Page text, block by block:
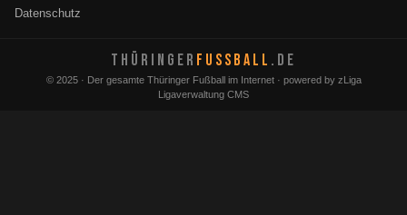
Datenschutz
THÜRINGER FUSSBALL .DE
© 2025 · Der gesamte Thüringer Fußball im Internet · powered by zLiga
Ligaverwaltung CMS